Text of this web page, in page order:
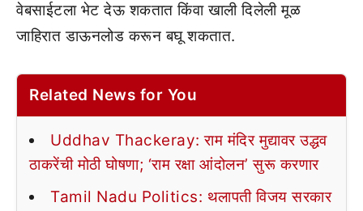
वेबसाईटला भेट देऊ शकतात किंवा खाली दिलेली मूळ
जाहिरात डाऊनलोड करून बघू शकतात.
Related News for You
Uddhav Thackeray: राम मंदिर मुद्यावर उद्धव
ठाकरेंची मोठी घोषणा; ‘राम रक्षा आंदोलन’ सुरू करणार
Tamil Nadu Politics: थलापती विजय सरकार